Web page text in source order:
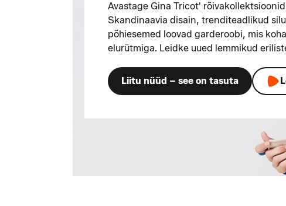
Avastage Gina Tricot'
Skandinaavia disain, trenditeadlikud
põhiesemed loovad garderoobi, mis
elurütmiga. Leidke uued lemmikud
Liitu nüüd – see on tasuta